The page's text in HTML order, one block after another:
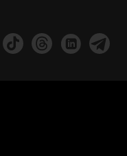
Tik TokThreadsLinkedinTelegram